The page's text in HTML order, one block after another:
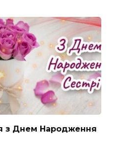
з Днем Народження